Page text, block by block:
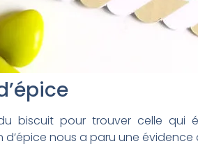
biscuit pour trouver celle qui
nous a paru une évidence